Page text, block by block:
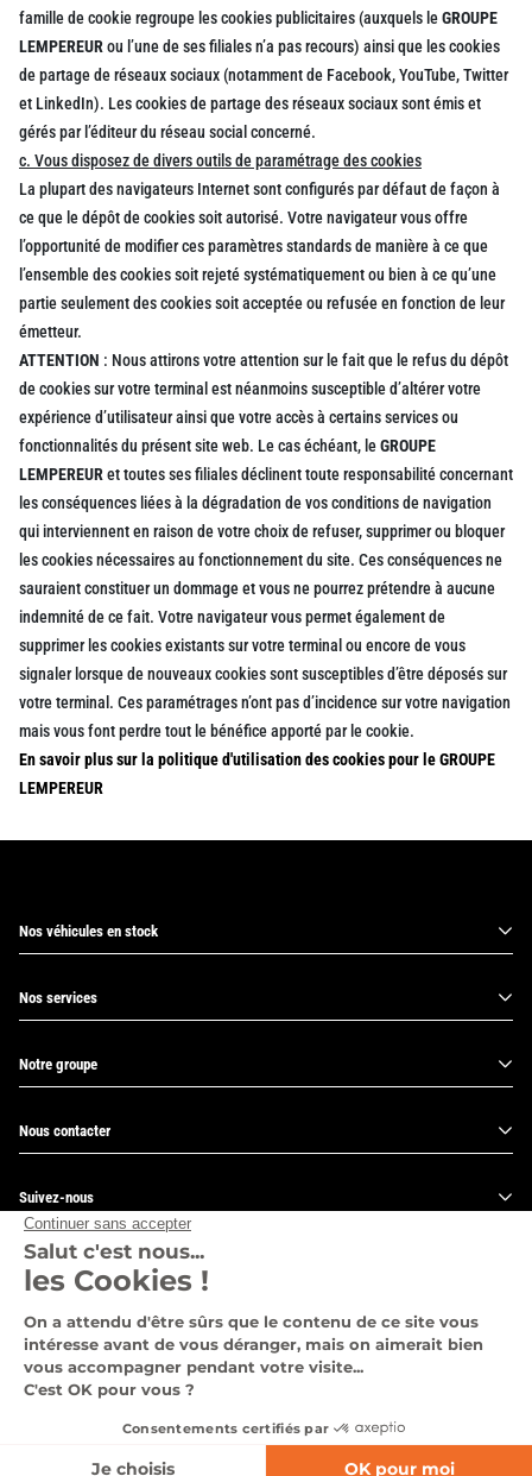
famille de cookie regroupe les cookies publicitaires (auxquels leGROUPE
LEMPEREURou l’une de ses filiales n’a pas recours) ainsi que les cookies
de partage de réseaux sociaux (notamment de Facebook, YouTube, Twitter
et LinkedIn). Les cookies de partage des réseaux sociaux sont émis et
gérés par l’éditeur du réseau social concerné.
c. Vous disposez de divers outils de paramétrage des cookies
La plupart des navigateurs Internet sont configurés par défaut de façon à
ce que le dépôt de cookies soit autorisé. Votre navigateur vous offre
l’opportunité de modifier ces paramètres standards de manière à ce que
l’ensemble des cookies soit rejeté systématiquement ou bien à ce qu’une
partie seulement des cookies soit acceptée ou refusée en fonction de leur
émetteur.
ATTENTION : Nous attirons votre attention sur le fait que le refus du dépôt
de cookies sur votre terminal est néanmoins susceptible d’altérer votre
expérience d’utilisateur ainsi que votre accès à certains services ou
fonctionnalités du présent site web. Le cas échéant, leGROUPE
LEMPEREURet toutes ses filiales déclinent toute responsabilité concernant
les conséquences liées à la dégradation de vos conditions de navigation
qui interviennent en raison de votre choix de refuser, supprimer ou bloquer
les cookies nécessaires au fonctionnement du site. Ces conséquences ne
sauraient constituer un dommage et vous ne pourrez prétendre à aucune
indemnité de ce fait. Votre navigateur vous permet également de
supprimer les cookies existants sur votre terminal ou encore de vous
signaler lorsque de nouveaux cookies sont susceptibles d’être déposés sur
votre terminal. Ces paramétrages n’ont pas d’incidence sur votre navigation
mais vous font perdre tout le bénéfice apporté par le cookie.
En savoir plus sur la politique d'utilisation des cookies pour le GROUPE
LEMPEREUR
Nos véhicules en stock
Nos services
Notre groupe
Nous contacter
Suivez-nous
Pages légales
Point de vente du Groupe Lempereur
© 2026 - Groupe Lempereur. Tous droits réservés.